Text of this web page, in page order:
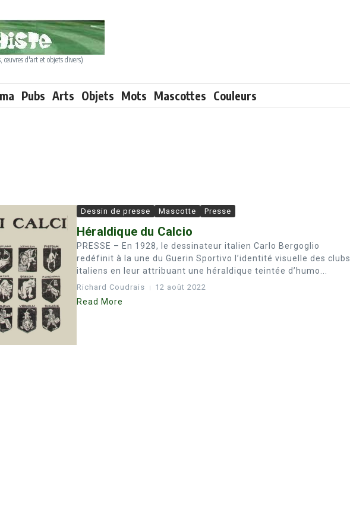
œuvres d'art et objets divers)
Pubs Arts Objets Mots Mascottes Couleurs
Dessin de presse Mascotte Presse
Héraldique du Calcio
PRESSE – En 1928, le dessinateur italien Carlo Bergoglio
redéfinit à la une du Guerin Sportivo l’identité visuelle des clubs
italiens en leur attribuant une héraldique teintée d’humo...
Richard Coudrais 12 août 2022
Read More